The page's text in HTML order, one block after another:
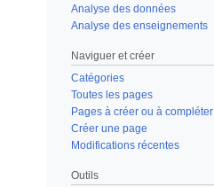
Analyse des données
Analyse des enseignements
Naviguer et créer
Catégories
Toutes les pages
Pages à créer ou à compléter
Créer une page
Modifications récentes
Outils